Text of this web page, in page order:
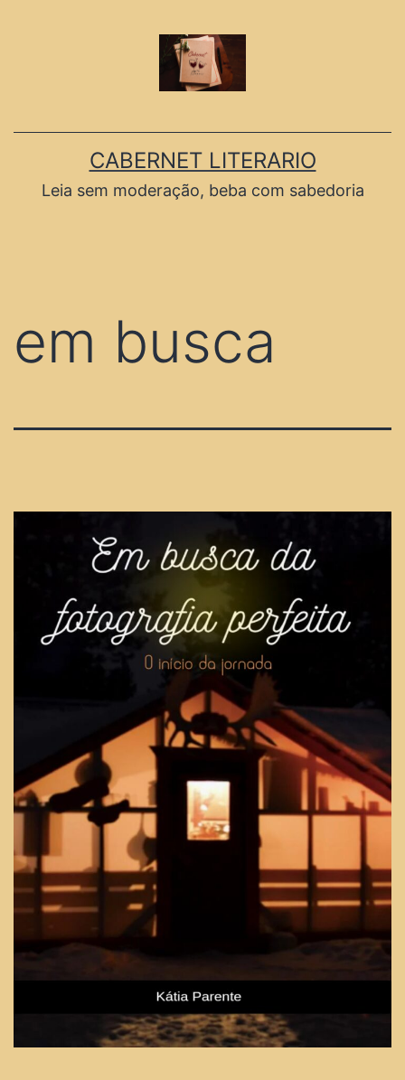
CABERNET LITERARIO
Leia sem moderação, beba com sabedoria
em busca